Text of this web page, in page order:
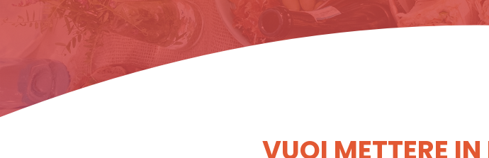
VUOI METTERE